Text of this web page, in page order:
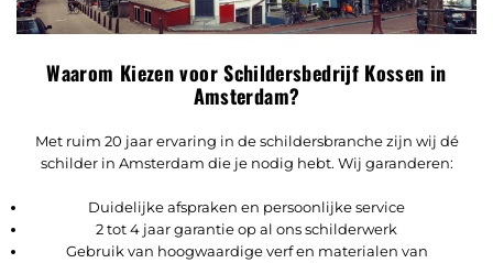
Waarom Kiezen voor Schildersbedrijf Kossen in
Amsterdam?
Met ruim 20 jaar ervaring in de schildersbranche zijn wij dé
schilder in Amsterdam die je nodig hebt. Wij garanderen:
Duidelijke afspraken en persoonlijke service
2 tot 4 jaar garantie op al ons schilderwerk
Gebruik van hoogwaardige verf en materialen van